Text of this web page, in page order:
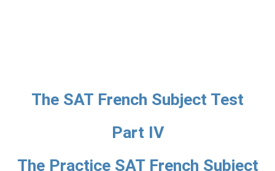
The SAT French Subject Test
Part IV
The Practice SAT French Subject